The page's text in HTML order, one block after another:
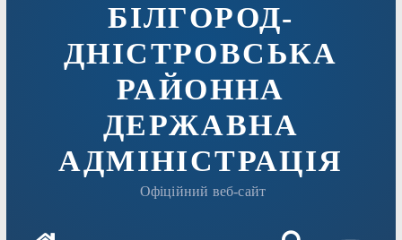
БІЛГОРОД-
ДНІСТРОВСЬКА
РАЙОННА
ДЕРЖАВНА
АДМІНІСТРАЦІЯ
Офіційний веб-сайт